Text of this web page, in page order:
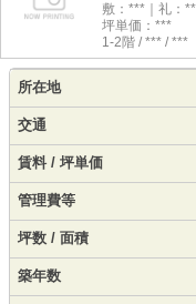
敷：***｜礼：
坪単価：***
1-2階 / *** / ***
所在地
交通
賃料 / 坪単価
管理費等
坪数 / 面積
築年数